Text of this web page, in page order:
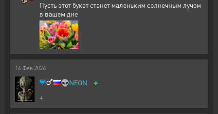
Пусть этот букет станет маленьким солнечным лучом
в вашем дне
16 Фев 2026
👽NEON +
+